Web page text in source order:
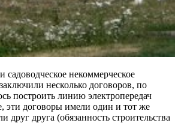
садоводческое некоммерческое
несколько договоров, по
построить линию электропередач
договоры имели один и тот же
друг друга (обязанность строительства